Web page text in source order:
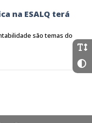
na ESALQ terá
são temas do